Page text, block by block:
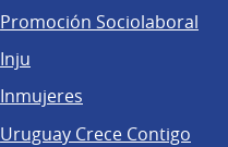
Promoción Sociolaboral
Inju
Inmujeres
Uruguay Crece Contigo